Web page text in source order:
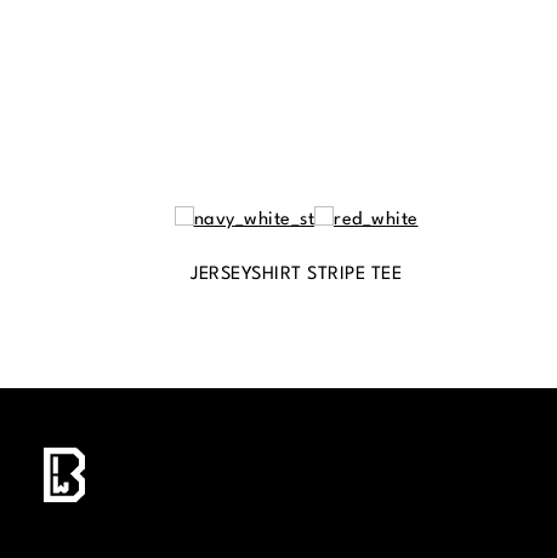
JERSEYSHIRT STRIPE TEE